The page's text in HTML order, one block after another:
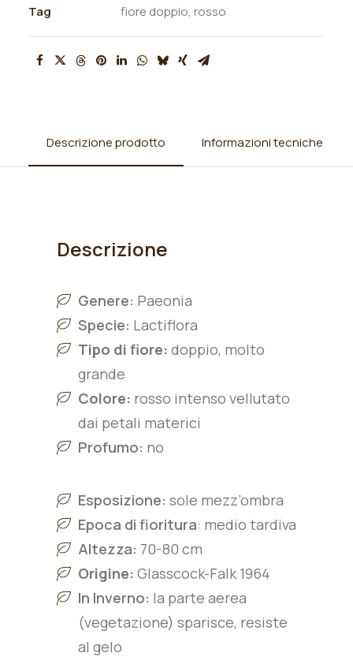
Tag
fiore doppio, rosso
Descrizione prodotto Informazioni tecniche
Descrizione
Genere: Paeonia
Specie: Lactiflora
Tipo di fiore: doppio, molto
grande
Colore: rosso intenso vellutato
dai petali materici
Profumo: no
Esposizione: sole mezz’ombra
Epoca di fioritura: medio tardiva
Altezza: 70-80 cm
Origine: Glasscock-Falk 1964
In Inverno: la parte aerea
(vegetazione) sparisce, resiste
al gelo